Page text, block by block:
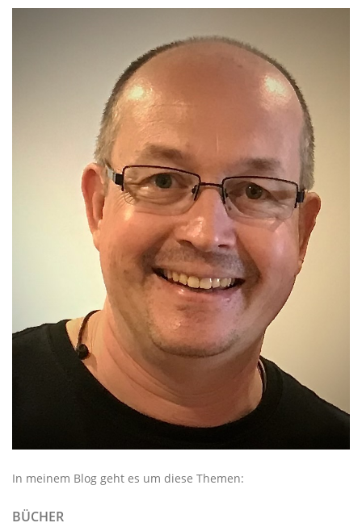
In meinem Blog geht es um diese Themen:
BÜCHER